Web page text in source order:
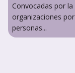
Convocadas por
organizaciones
personas...